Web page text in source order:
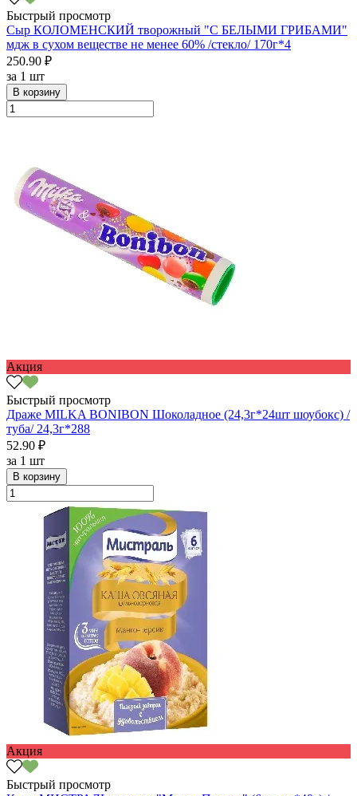
Быстрый просмотр
Сыр КОЛОМЕНСКИЙ творожный "С БЕЛЫМИ ГРИБАМИ"
мдж в сухом веществе не менее 60% /стекло/ 170г*4
250.90 ₽
за 1 шт
В корзину
Акция
Быстрый просмотр
Драже MILKA BONIBON Шоколадное (24,3г*24шт шоубокс) /
туба/ 24,3г*288
52.90 ₽
за 1 шт
В корзину
Акция
Быстрый просмотр